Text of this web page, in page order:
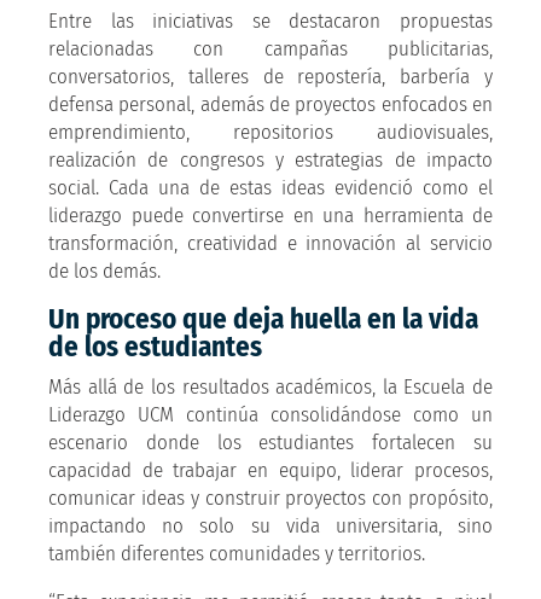
Entre las iniciativas se destacaron propuestas
relacionadas con campañas publicitarias,
conversatorios, talleres de repostería, barbería y
defensa personal, además de proyectos enfocados en
emprendimiento, repositorios audiovisuales,
realización de congresos y estrategias de impacto
social. Cada una de estas ideas evidenció como el
liderazgo puede convertirse en una herramienta de
transformación, creatividad e innovación al servicio
de los demás.
Un proceso que deja huella en la vida
de los estudiantes
Más allá de los resultados académicos, la Escuela de
Liderazgo UCM continúa consolidándose como un
escenario donde los estudiantes fortalecen su
capacidad de trabajar en equipo, liderar procesos,
comunicar ideas y construir proyectos con propósito,
impactando no solo su vida universitaria, sino
también diferentes comunidades y territorios.